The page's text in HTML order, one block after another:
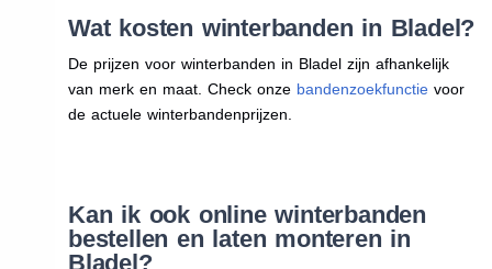
Wat kosten winterbanden in Bladel?
De prijzen voor winterbanden in Bladel zijn afhankelijk
van merk en maat. Check onze bandenzoekfunctievoor
de actuele winterbandenprijzen.
Kan ik ook online winterbanden
bestellen en laten monteren in
Bladel?